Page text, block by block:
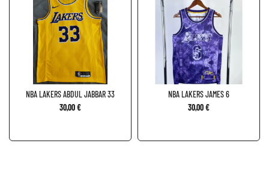
NBA LAKERS ABDUL JABBAR 33
30,00 €
NBA LAKERS JAMES 6
30,00 €